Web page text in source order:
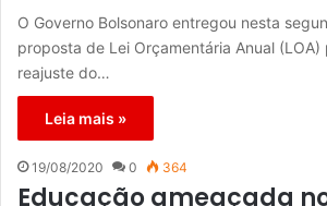
O Governo Bolsonaro entregou nesta
proposta de Lei Orçamentária Anual (LOA)
reajuste do…
Leia mais »
19/08/2020 0 364
Educação ameaçada